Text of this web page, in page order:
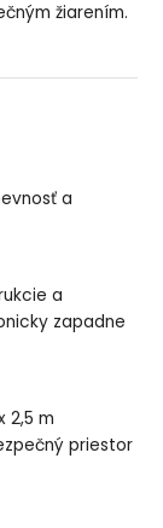
žiarením.
a
a
zapadne
2,5 m
priestor